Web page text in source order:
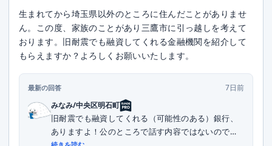
生まれてから埼玉県以外のところに住んだことがありませ
ん。この度、家族のことがあり三鷹市に引っ越しを考えて
おります。旧耐震でも融資してくれる金融機関を紹介して
もらえますか？よろしくお願いいたします。
最新の回答
7日前
みなみ/中央区明石町
旧耐震でも融資してくれる（可能性のある）銀行、
ありますよ！公のところで話す内容ではないので、